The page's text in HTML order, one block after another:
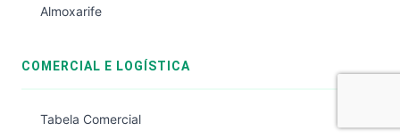
Almoxarife
COMERCIAL E LOGÍSTICA
Tabela Comercial